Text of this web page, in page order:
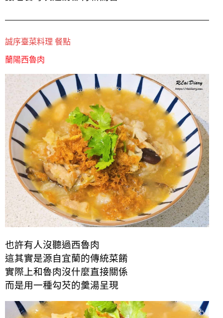
誠序臺菜料理 餐點
蘭陽西魯肉
也許有人沒聽過西魯肉
這其實是源自宜蘭的傳統菜餚
實際上和魯肉沒什麼直接關係
而是用一種勾芡的羹湯呈現